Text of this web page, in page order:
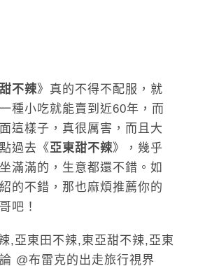
不辣》真的不得不配服，就
種小吃就能賣到近60年，而
這樣子，真很厲害，而且大
過去《 亞東甜不辣》，幾乎
滿滿的，生意都還不錯。如
的不錯，那也麻煩推薦你的
吧！